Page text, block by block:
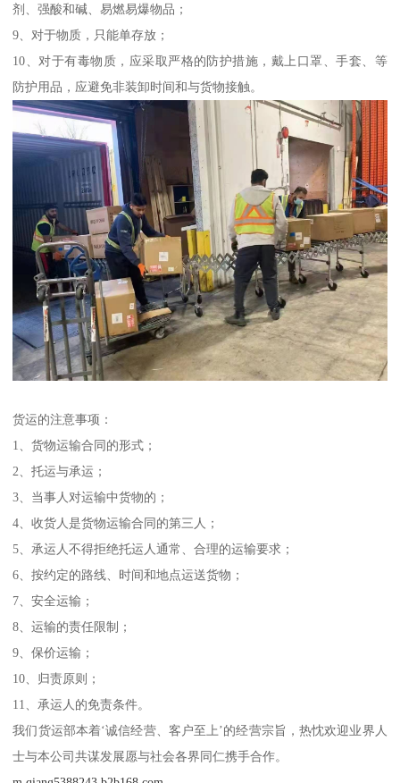
剂、强酸和碱、易燃易爆物品；
9、对于物质，只能单存放；
10、对于有毒物质，应采取严格的防护措施，戴上口罩、手套、等
防护用品，应避免非装卸时间和与货物接触。
货运的注意事项：
1、货物运输合同的形式；
2、托运与承运；
3、当事人对运输中货物的；
4、收货人是货物运输合同的第三人；
5、承运人不得拒绝托运人通常、合理的运输要求；
6、按约定的路线、时间和地点运送货物；
7、安全运输；
8、运输的责任限制；
9、保价运输；
10、归责原则；
11、承运人的免责条件。
我们货运部本着‘诚信经营、客户至上’的经营宗旨，热忱欢迎业界人
士与本公司共谋发展愿与社会各界同仁携手合作。